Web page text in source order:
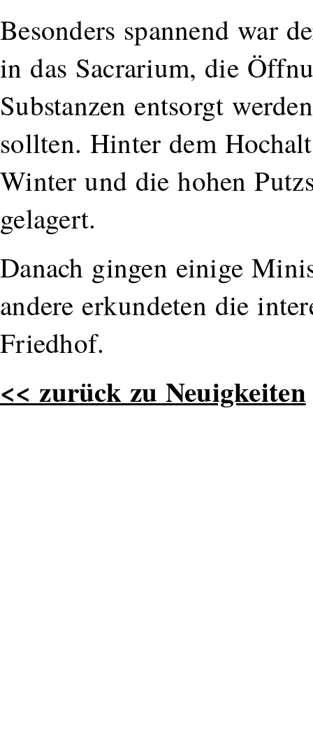
Besonders spannend war
in das Sacrarium, die
Substanzen entsorgt
sollten. Hinter dem
Winter und die hohen
gelagert.
Danach gingen einige
andere erkundeten die
Friedhof.
<< zurück zu Neuigkeiten